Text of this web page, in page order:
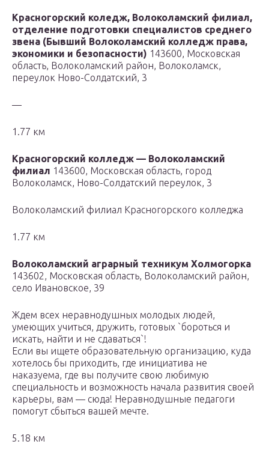
Красногорский коледж, Волоколамский филиал,
отделение подготовки специалистов среднего
звена (Бывший Волоколамский колледж права,
экономики и безопасности) 143600, Московская
область, Волоколамский район, Волоколамск,
переулок Ново-Солдатский, 3
—
1.77 км
Красногорский колледж — Волоколамский
филиал 143600, Московская область, город
Волоколамск, Ново-Солдатский переулок, 3
Волоколамский филиал Красногорского колледжа
1.77 км
Волоколамский аграрный техникум Холмогорка
143602, Московская область, Волоколамский район,
село Ивановское, 39
Ждем всех неравнодушных молодых людей,
умеющих учиться, дружить, готовых `бороться и
искать, найти и не сдаваться`!
Если вы ищете образовательную организацию, куда
хотелось бы приходить, где инициатива не
наказуема, где вы получите свою любимую
специальность и возможность начала развития своей
карьеры, вам — сюда! Неравнодушные педагоги
помогут сбыться вашей мечте.
5.18 км